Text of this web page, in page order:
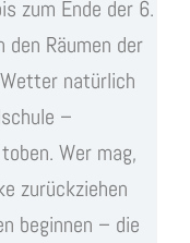
zum Ende der 6.
den Räumen der
natürlich
–
Wer mag,
zurückziehen
beginnen – die